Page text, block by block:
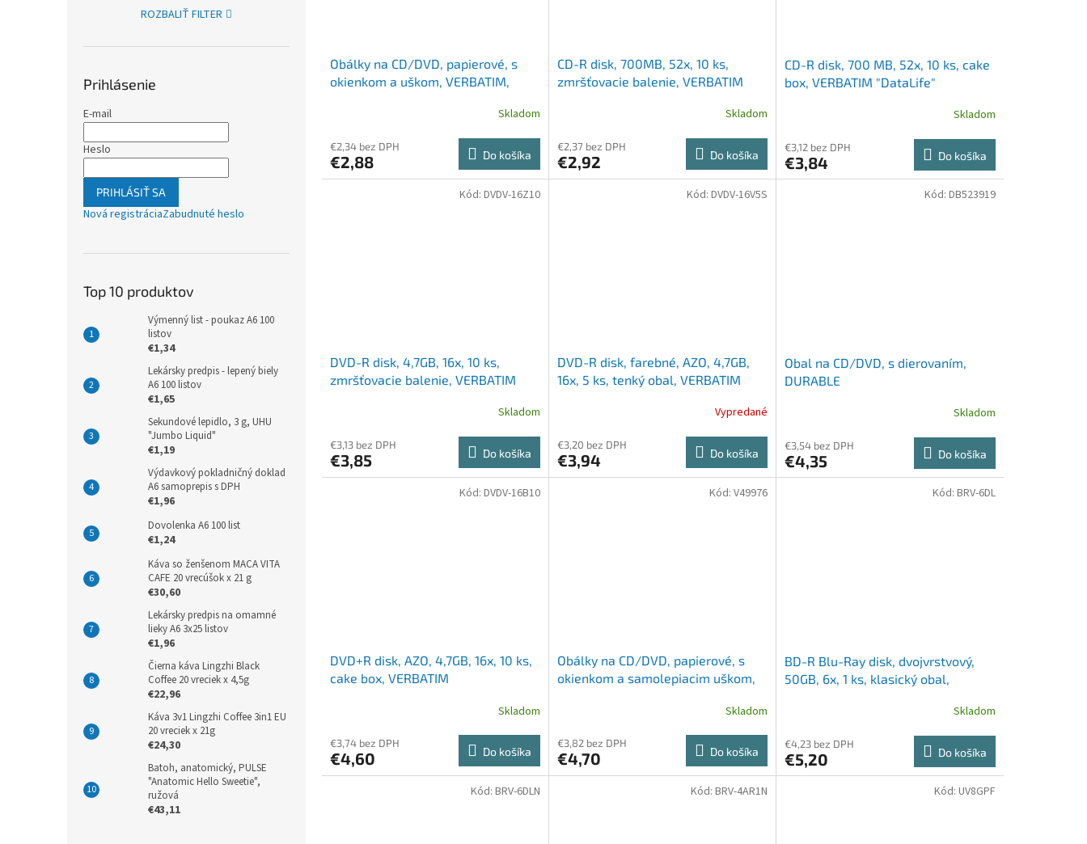
ROZBALIŤ FILTER
Prihlásenie
E-mail
Heslo
PRIHLÁSIŤ SA
Nová registráciaZabudnuté heslo
Top 10 produktov
Výmenný list - poukaz A6 100
listov
€1,34
Lekársky predpis - lepený biely
A6 100 listov
€1,65
Sekundové lepidlo, 3 g, UHU
"Jumbo Liquid"
€1,19
Výdavkový pokladničný doklad
A6 samoprepis s DPH
€1,96
Dovolenka A6 100 list
€1,24
Káva so ženšenom MACA VITA
CAFE 20 vrecúšok x 21 g
€30,60
Lekársky predpis na omamné
lieky A6 3x25 listov
€1,96
Čierna káva Lingzhi Black
Coffee 20 vreciek x 4,5g
€22,96
Káva 3v1 Lingzhi Coffee 3in1 EU
20 vreciek x 21g
€24,30
Batoh, anatomický, PULSE
"Anatomic Hello Sweetie",
ružová
€43,11
Obálky na CD/DVD, papierové, s
okienkom a uškom, VERBATIM,
Skladom
€2,34 bez DPH
€2,88 Do košíka
CD-R disk, 700MB, 52x, 10 ks,
zmršťovacie balenie, VERBATIM
Skladom
€2,37 bez DPH
€2,92 Do košíka
CD-R disk, 700 MB, 52x, 10 ks, cake
box, VERBATIM "DataLife"
Skladom
€3,12 bez DPH
€3,84 Do košíka
DVD-R disk, 4,7GB, 16x, 10 ks,
zmršťovacie balenie, VERBATIM
Skladom
€3,13 bez DPH
€3,85 Do košíka
Kód: DVDV-16Z10
DVD-R disk, farebné, AZO, 4,7GB,
16x, 5 ks, tenký obal, VERBATIM
Vypredané
€3,20 bez DPH
€3,94 Do košíka
Kód: DVDV-16V5S
Obal na CD/DVD, s dierovaním,
DURABLE
Skladom
€3,54 bez DPH
€4,35 Do košíka
Kód: DB523919
DVD+R disk, AZO, 4,7GB, 16x, 10 ks,
cake box, VERBATIM
Skladom
€3,74 bez DPH
€4,60 Do košíka
Kód: DVDV-16B10
Obálky na CD/DVD, papierové, s
okienkom a samolepiacim uškom,
Skladom
€3,82 bez DPH
€4,70 Do košíka
Kód: V49976
BD-R Blu-Ray disk, dvojvrstvový,
50GB, 6x, 1 ks, klasický obal,
Skladom
€4,23 bez DPH
€5,20 Do košíka
Kód: BRV-6DL
Kód: BRV-6DLN Kód: BRV-4AR1N Kód: UV8GPF